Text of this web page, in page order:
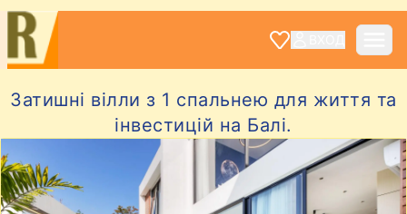
Затишні вілли з 1 спальнею для життя та
інвестицій на Балі.